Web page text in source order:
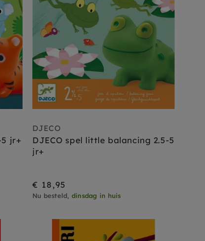
jr+
DJECO
DJECO spel little balancing 2.5-5
jr+
€ 18,95
Nu besteld, dinsdag in huis